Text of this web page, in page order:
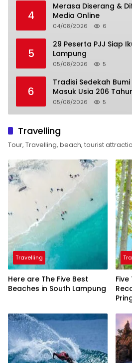
4
Merasa Diserang &
Media Online
04/08/2026 6
5
29 Peserta PJJ Siap Ikuti
Lampung
05/08/2026 5
6
Tradisi Sedekah
Masuk Usia 206
05/08/2026 5
Travelling
Tour, Travelling, beach, tourist
Travelling
Here are The Five Best
Beaches in South Lampung